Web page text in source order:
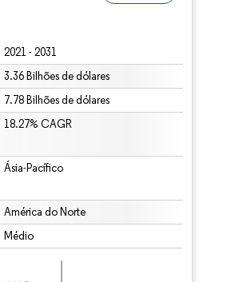
2021 - 2031
3.36 Bilhões de dólares
7.78 Bilhões de dólares
18.27% CAGR
Ásia-Pacífico
América do Norte
Médio
requer atribuição conforme CC BY 4.0.